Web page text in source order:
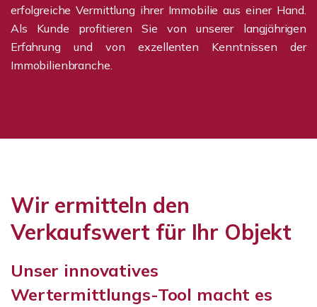
erfolgreiche Vermittlung ihrer Immobilie aus einer Hand.
Als Kunde profitieren Sie von unserer langjährigen
Erfahrung und von exzellenten Kenntnissen der
Immobilienbranche.
Wir ermitteln den
Verkaufswert für Ihr Objekt
Unser innovatives
Wertermittlungs-Tool macht es